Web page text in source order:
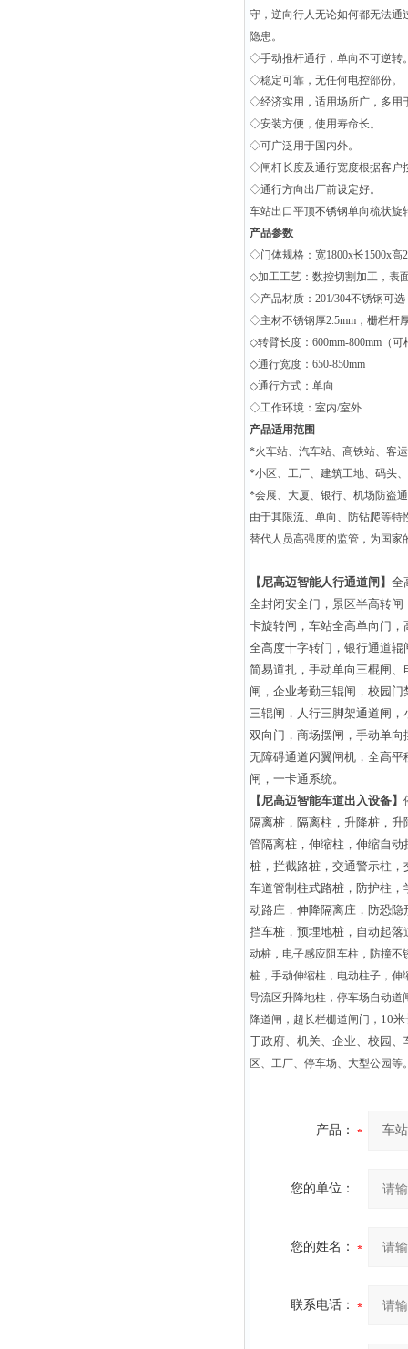
守，逆向行人无论如何都无法通
隐患。
◇手动推杆通行，单向不可逆转
◇稳定可靠，无任何电控部份。
◇经济实用，适用场所广，多用
◇安装方便，使用寿命长。
◇可广泛用于国内外。
◇闸杆长度及通行宽度根据客户
◇通行方向出厂前设定好。
车站出口平顶不锈钢单向梳状旋
产品参数
◇门体规格：宽1800x长1500x高
◇加工工艺：数控切割加工，表
◇产品材质：201/304不锈钢可选
◇主材不锈钢厚2.5mm，栅栏杆
◇转臂长度：600mm-800mm（
◇通行宽度：650-850mm
◇通行方式：单向
◇工作环境：室内/室外
产品适用范围
*火车站、汽车站、高铁站、客
*小区、工厂、建筑工地、码头
*会展、大厦、银行、机场防盗
由于其限流、单向、防钻爬等
替代人员高强度的监管，为国家
【尼高迈智能人行通道闸】 全
全封闭安全门，景区半高转
卡旋转闸，车站全高单向门
全高度十字转门，银行通道
简易道扎，手动单向三棍闸
闸，企业考勤三辊闸，校园
三辊闸，人行三脚架通道闸
双向门，商场摆闸，手动单
无障碍通道闪翼闸机，全高
闸，一卡通系统。
【尼高迈智能车道出入设备】
隔离桩，隔离柱，升降桩，
管隔离桩，伸缩柱，伸缩自
桩，拦截路桩，交通警示柱
车道管制柱式路桩，防护柱
动路庄，伸降隔离庄，防恐
挡车桩，预埋地桩，自动起
动桩，电子感应阻车柱，防撞不
桩，手动伸缩柱，电动柱子，伸
导流区升降地柱，停车场自动道
降道闸，超长栏栅道闸门， 10
于政府、机关、企业、校园、
区、工厂、停车场、大型公园等
产品：
您的单位：
您的姓名：
联系电话：